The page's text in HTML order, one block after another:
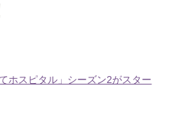
ホスピタル」シーズン2がスター